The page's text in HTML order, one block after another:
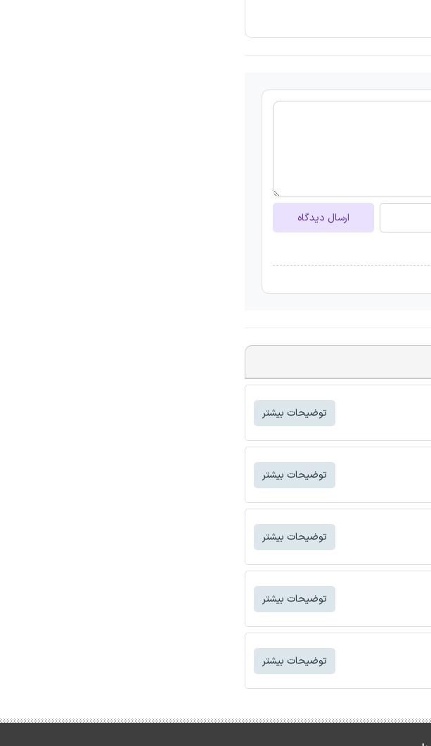
ارسال دیدگاه
توضیحات بیشتر
توضیحات بیشتر
توضیحات بیشتر
توضیحات بیشتر
توضیحات بیشتر